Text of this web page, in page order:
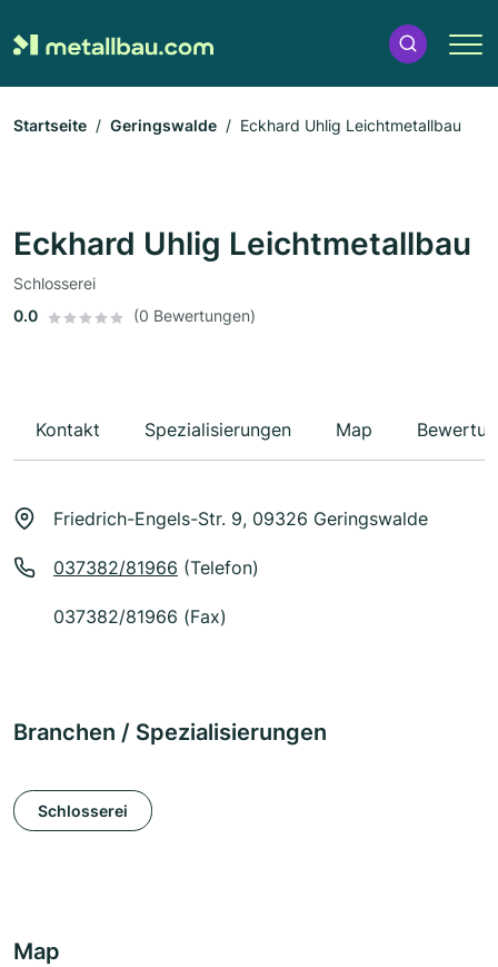
Startseite Geringswalde Eckhard Uhlig Leichtmetallbau
Eckhard Uhlig Leichtmetallbau
Schlosserei
0.0
(0 Bewertungen)
Kontakt Spezialisierungen Map
Friedrich-Engels-Str. 9, 09326 Geringswalde
037382/81966 (Telefon)
037382/81966 (Fax)
Branchen / Spezialisierungen
Schlosserei
Map